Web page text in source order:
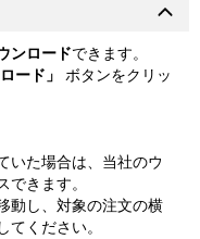
ンロードできます。
ード」
ボタンをクリッ
いた場合は、当社のウ
できます。
動し、対象の注文の横
てください。